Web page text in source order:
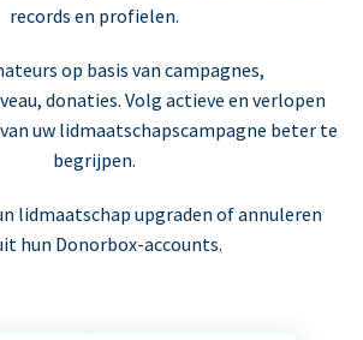
records en profielen.
op basis van campagnes,
donaties. Volg actieve en verlopen
uw lidmaatschapscampagne beter te
begrijpen.
lidmaatschap upgraden of annuleren
hun Donorbox-accounts.